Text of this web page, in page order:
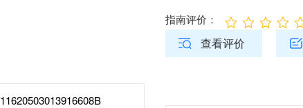
指南评价：
查看评价
11620503013916608B